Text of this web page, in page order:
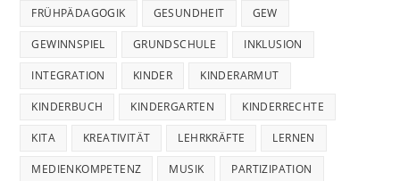
FRÜHPÄDAGOGIK GESUNDHEIT GEW
GEWINNSPIEL GRUNDSCHULE INKLUSION
INTEGRATION KINDER KINDERARMUT
KINDERBUCH KINDERGARTEN KINDERRECHTE
KITA KREATIVITÄT LEHRKRÄFTE LERNEN
MEDIENKOMPETENZ MUSIK PARTIZIPATION